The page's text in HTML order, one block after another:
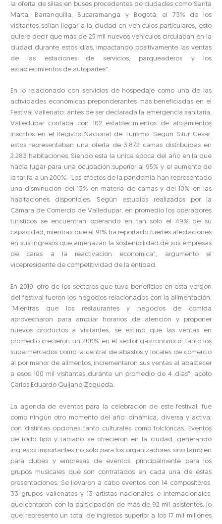
la oferta de sillas en buses procedentes de ciudades como Santa
Marta, Barranquilla, Bucaramanga y Bogotá, el 73% de los
visitantes solían llegar a la ciudad en vehículos particulares, esto
quiere decir que más de 25 mil nuevos vehículos circulaban en la
ciudad durante estos días, impactando positivamente las ventas
de las estaciones de servicios, parqueaderos y los
establecimientos de autopartes”.
En lo relacionado con servicios de hospedaje como una de las
actividades económicas preponderantes más beneficiadas en el
Festival Vallenato; antes de ser declarada la emergencia sanitaria,
Valledupar contaba con 102 establecimientos de alojamientos
inscritos en el Registro Nacional de Turismo. Según Situr Cesar,
estos representaban una oferta de 3.872 camas distribuidas en
2.283 habitaciones. Siendo esta la única época del año en la que
había lugar para una ocupación superior al 95% y el aumento de
la tarifa a un 200%: “Los efectos de la pandemia han representado
una disminución del 13% en materia de camas y del 10% en las
habitaciones disponibles. Según estudios realizados por la
Cámara de Comercio de Valledupar, en promedio los operadores
turísticos se encuentran operando en tan sólo el 49% de su
capacidad, mientras que el 91% ha reportado fuertes afectaciones
en sus ingresos que amenazan la sostenibilidad de sus empresas
de caras a la reactivación económica”, argumentó el
vicepresidente de competitividad de la entidad.
En 2019, otro de los sectores que tuvo beneficios en esta versión
del festival fueron los negocios relacionados con la alimentación:
“Mientras que los restaurantes y negocios de comida
aprovecharon para ampliar horarios de atención y proponer
nuevos productos a visitantes, se estimó que las ventas en
promedio crecieron un 200% en el sector gastronómico; tanto los
supermercados como la central de abastos y locales de comercio
al por menor de alimentos, incrementaron sus ventas al abastecer
a esos 100 mil visitantes durante un promedio de 4 días”, acotó
Carlos Eduardo Quijano Zequeda.
La agenda de eventos para la celebración de este festival, fue
como ningún otro momento del año: dinámica, diversa y activa;
con distintas opciones tanto culturales como folclóricas. Eventos
de todo tipo y tamaño se ofrecieron en la ciudad, generando
ingresos importantes no sólo para los organizadores sino también
para clubes y empresas de eventos, principalmente para los
grupos musicales que son contratados en cada una de estas
presentaciones. Se llevaron a cabo eventos con 14 compositores,
33 grupos vallenatos y 13 artistas nacionales e internacionales,
que contaron con la participación de más de 92 mil asistentes, lo
que representó un total de ingresos superior a los 17 mil millones